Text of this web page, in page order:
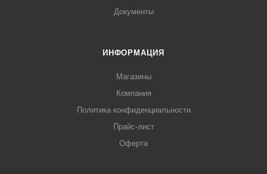
Документы
ИНФОРМАЦИЯ
Магазины
Компания
Политика конфиденциальности
Прайс-лист
Оферта